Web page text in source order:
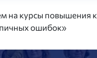
на курсы повышения
ошибок»